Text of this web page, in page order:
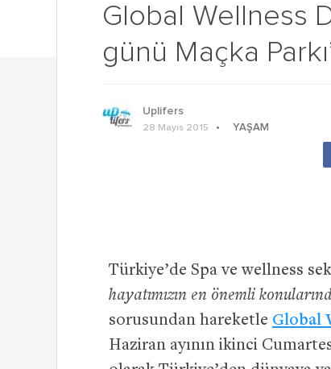
Global Wellness
günü Maçka
Uplifers
28 Mayıs 2015 YAŞAM
Türkiye’de Spa ve wellness
hayatımızın en önemli
sorusundan hareketle Global
Haziran ayının ikinci